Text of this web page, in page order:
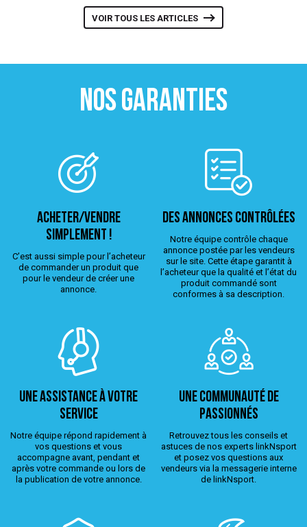
VOIR TOUS LES ARTICLES
NOS GARANTIES
ACHETER/VENDRE
simplement !
C’est aussi simple pour l’acheteur
de commander un produit que
pour le vendeur de créer une
annonce.
Des annonces contrôlées
Notre équipe contrôle chaque
annonce postée par les vendeurs
sur le site. Cette étape garantit à
l’acheteur que la qualité et l’état du
produit commandé sont
conformes à sa description.
Une assistance à votre
service
Notre équipe répond rapidement à
vos questions et vous
accompagne avant, pendant et
après votre commande ou lors de
la publication de votre annonce.
Une Communauté de
passionnés
Retrouvez tous les conseils et
astuces de nos experts linkNsport
et posez vos questions aux
vendeurs via la messagerie interne
de linkNsport.